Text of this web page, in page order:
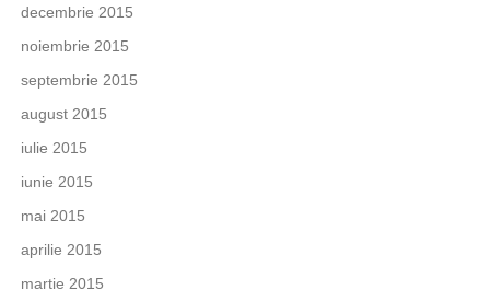
decembrie 2015
noiembrie 2015
septembrie 2015
august 2015
iulie 2015
iunie 2015
mai 2015
aprilie 2015
martie 2015